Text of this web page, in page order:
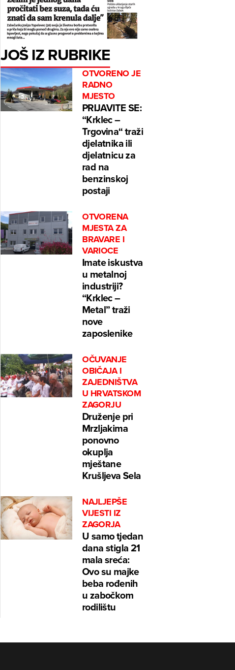
JOŠ IZ RUBRIKE
OTVORENO JE
RADNO
MJESTO
PRIJAVITE SE:
“Krklec –
Trgovina“ traži
djelatnika ili
djelatnicu za
rad na
benzinskoj
postaji
OTVORENA
MJESTA ZA
BRAVARE I
VARIOCE
Imate iskustva
u metalnoj
industriji?
“Krklec –
Metal” traži
nove
zaposlenike
OČUVANJE
OBIČAJA I
ZAJEDNIŠTVA
U HRVATSKOM
ZAGORJU
Druženje pri
Mrzljakima
ponovno
okuplja
mještane
Krušljeva Sela
NAJLJEPŠE
VIJESTI IZ
ZAGORJA
U samo tjedan
dana stigla 21
mala sreća:
Ovo su majke
beba rođenih
u zabočkom
rodilištu